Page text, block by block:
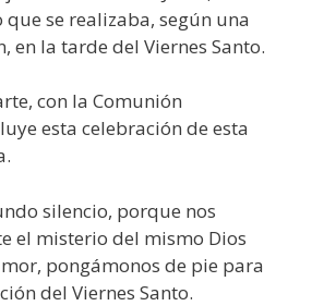
se realizaba, según una
en la tarde del Viernes Santo.
con la Comunión
esta celebración de esta
silencio, porque nos
el misterio del mismo Dios
pongámonos de pie para
del Viernes Santo.